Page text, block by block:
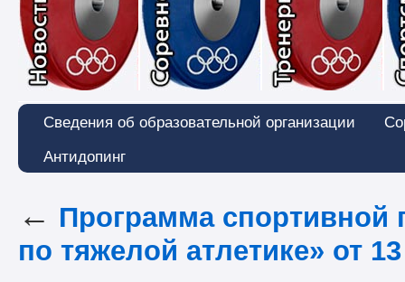
Сведения об образовательной организации
Антидопинг
← Программа
по тяжелой атлетике» от